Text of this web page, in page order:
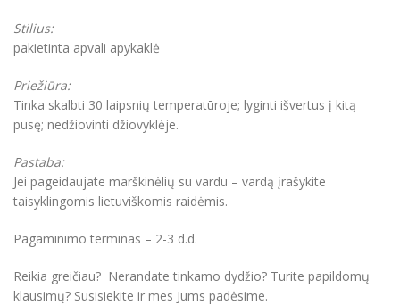
Stilius:
pakietinta apvali apykaklė
Priežiūra:
Tinka skalbti 30 laipsnių temperatūroje; lyginti išvertus į kitą
pusę; nedžiovinti džiovyklėje.
Pastaba:
Jei pageidaujate marškinėlių su vardu – vardą įrašykite
taisyklingomis lietuviškomis raidėmis.
Pagaminimo terminas – 2-3 d.d.
Reikia greičiau? Nerandate tinkamo dydžio? Turite papildomų
klausimų? Susisiekite ir mes Jums padėsime.